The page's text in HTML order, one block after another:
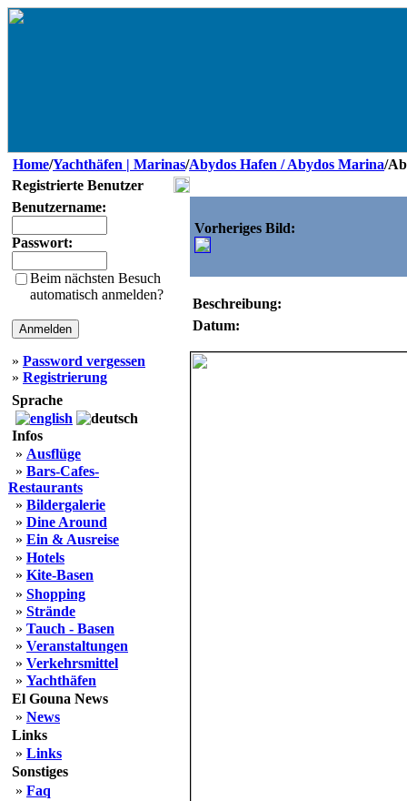
Home/Yachthäfen | Marinas/Abydos Hafen / Abydos Marina/
Registrierte Benutzer
Benutzername:
Passwort:
Beim nächsten Besuch
automatisch anmelden?
» Password vergessen
» Registrierung
Sprache
Infos
» Ausflüge
» Bars-Cafes-
Restaurants
» Bildergalerie
» Dine Around
» Ein & Ausreise
» Hotels
» Kite-Basen
» Shopping
» Strände
» Tauch - Basen
» Veranstaltungen
» Verkehrsmittel
» Yachthäfen
El Gouna News
» News
Links
» Links
Sonstiges
» Faq
Vorheriges Bild:
Beschreibung:
Datum: